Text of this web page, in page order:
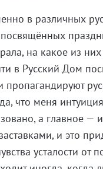
в различных
на какое из
в Русский Дом
что меня
а главное —
и это
усталости